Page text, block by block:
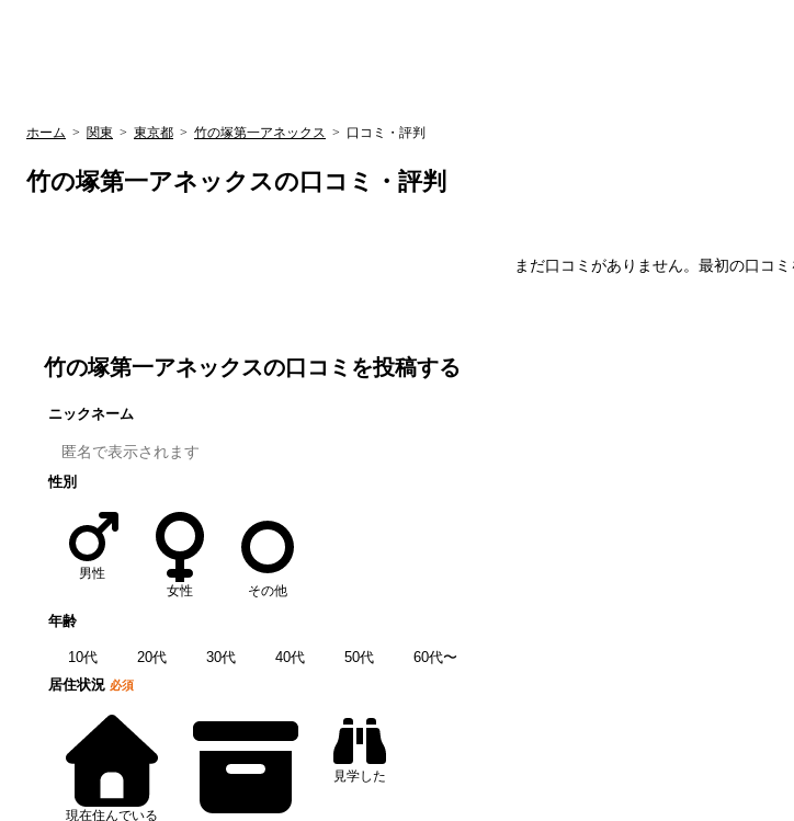
ホーム > 関東 > 東京都 > 竹の塚第一アネックス > 口コミ・評判
竹の塚第一アネックスの口コミ・評判
まだ口コミがありません。最初の口コ
竹の塚第一アネックスの口コミを投稿する
ニックネーム
性別
男性
女性
その他
年齢
10代 20代 30代 40代 50代
60代〜
居住状況 必須
現在住んでいる
見学した